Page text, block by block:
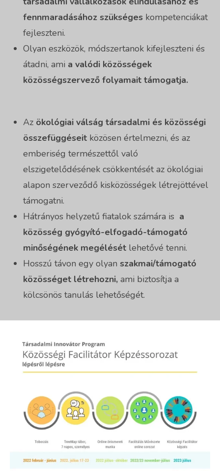
fennmaradásához szükséges kompetenciákat
fejleszteni.
Olyan eszközök, módszertanok kifejleszteni és
átadni, ami a valódi közösségek
közösségszervező folyamait támogatja.
Az ökológiai válság társadalmi és közösségi
összefüggéseit közösen értelmezni, és az
emberiség természettől való
elszigetelődésének csökkentését az ökológiai
alapon szerveződő kisközösségek létrejöttével
támogatni.
Hátrányos helyzetű fiatalok számára is a
közösség gyógyító-elfogadó-támogató
minőségének megélését lehetővé tenni.
Hosszú távon egy olyan szakmai/támogató
közösséget létrehozni, ami biztosítja a
kölcsönös tanulás lehetőségét.